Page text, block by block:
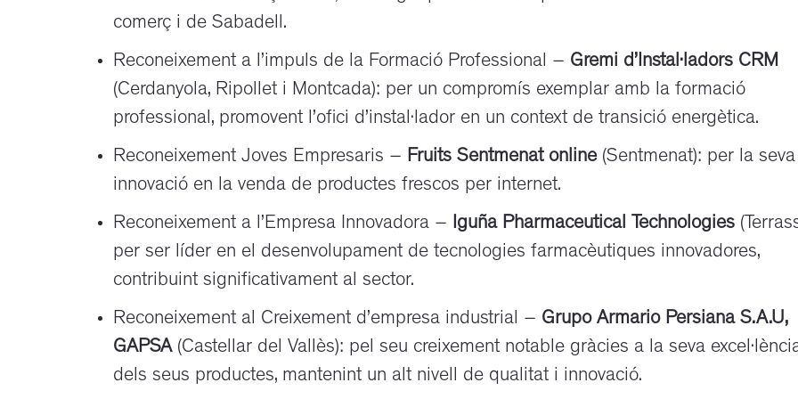
comerç i de Sabadell.
Reconeixement a l’impuls de la Formació Professional – Gremi d’Instal·ladors CRM
(Cerdanyola, Ripollet i Montcada): per un compromís exemplar amb la formació
professional, promovent l’ofici d’instal·lador en un context de transició energètica.
Reconeixement Joves Empresaris – Fruits Sentmenat online (Sentmenat): per la seva
innovació en la venda de productes frescos per internet.
Reconeixement a l’Empresa Innovadora – Iguña Pharmaceutical Technologies
per ser líder en el desenvolupament de tecnologies farmacèutiques innovadores,
contribuint significativament al sector.
Reconeixement al Creixement d’empresa industrial – Grupo Armario Persiana S.A.U,
GAPSA (Castellar del Vallès): pel seu creixement notable gràcies a la seva
dels seus productes, mantenint un alt nivell de qualitat i innovació.